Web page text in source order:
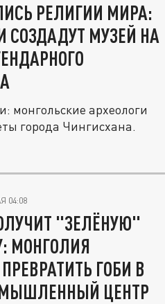
РЕЛИГИИ МИРА:
СОЗДАДУТ МУЗЕЙ НА
монгольские археологи
города Чингисхана.
04:08
"ЗЕЛЁНУЮ"
МОНГОЛИЯ
ГОБИ В
ЦЕНТР